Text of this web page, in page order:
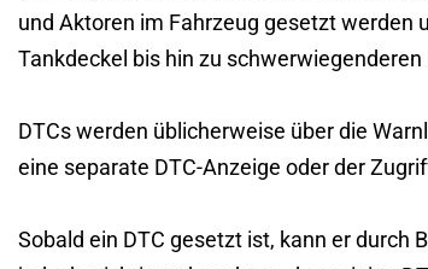
und Aktoren im Fahrzeug gesetzt werden
Tankdeckel bis hin zu
DTCs werden üblicherweise über die
eine separate DTC-Anzeige oder der
Sobald ein DTC gesetzt ist, kann er durch